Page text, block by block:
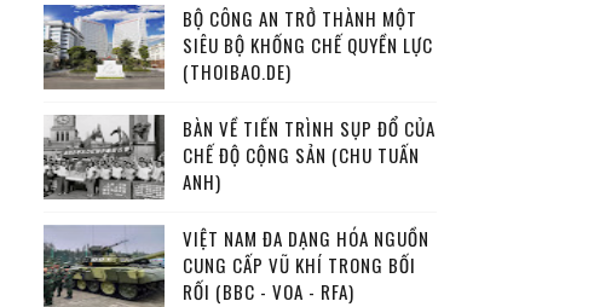
BỘ CÔNG AN TRỞ THÀNH MỘT
SIÊU BỘ KHỐNG CHẾ QUYỀN LỰC
(THOIBAO.DE)
BÀN VỀ TIẾN TRÌNH SỤP ĐỔ CỦA
CHẾ ĐỘ CỘNG SẢN (CHU TUẤN
ANH)
VIỆT NAM ĐA DẠNG HÓA NGUỒN
CUNG CẤP VŨ KHÍ TRONG BỐI
RỐI (BBC - VOA - RFA)